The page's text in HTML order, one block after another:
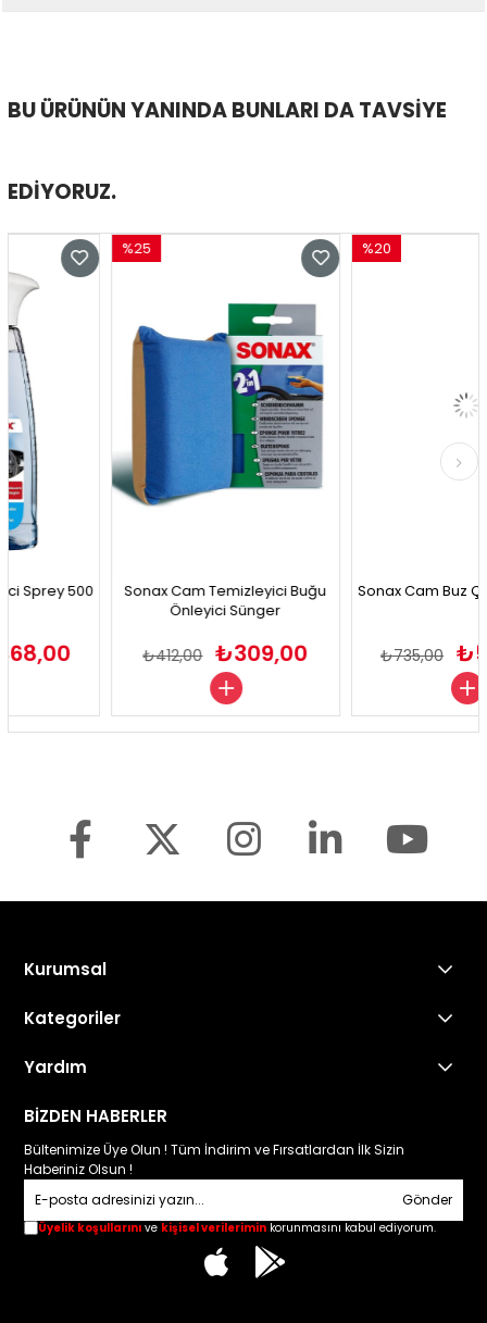
BU ÜRÜNÜN YANINDA BUNLARI DA TAVSIYE
EDIYORUZ.
500
Sonax Cam Temizleyici Buğu
Önleyici Sünger
₺309,00
₺412,00
%25
İndirim
Sonax Cam Buz
₺735,00
%20
İndirim
Kurumsal
Kategoriler
Yardım
BİZDEN HABERLER
Bültenimize Üye Olun ! Tüm İndirim ve Fırsatlardan İlk Sizin
Haberiniz Olsun !
Gönder
Üyelik koşullarını ve kişisel verilerimin korunmasını kabul ediyorum.
10:12